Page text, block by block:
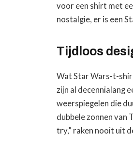
voor een shirt met
nostalgie, er is een
Tijdloos
Wat Star Wars-t-
zijn al decennialang
weerspiegelen die
dubbele zonnen van
try,” raken nooit uit